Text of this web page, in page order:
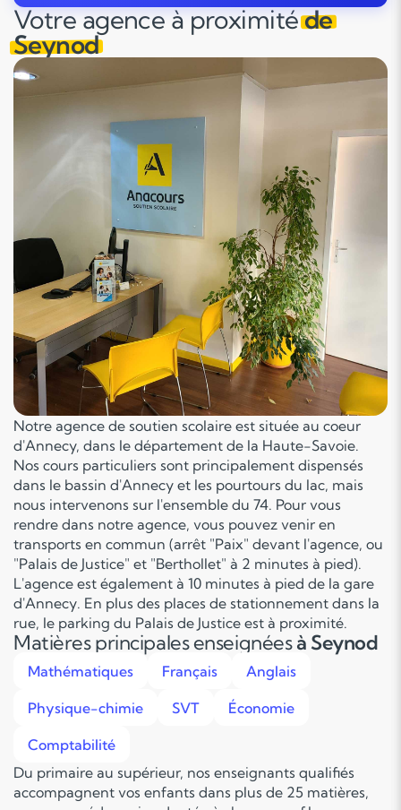
Votre agence à proximitéde
Seynod
Notre agence de soutien scolaire est située au coeur
d'Annecy, dans le département de la Haute-Savoie.
Nos cours particuliers sont principalement dispensés
dans le bassin d'Annecy et les pourtours du lac, mais
nous intervenons sur l'ensemble du 74. Pour vous
rendre dans notre agence, vous pouvez venir en
transports en commun (arrêt "Paix" devant l'agence, ou
"Palais de Justice" et "Berthollet" à 2 minutes à pied).
L'agence est également à 10 minutes à pied de la gare
d'Annecy. En plus des places de stationnement dans la
rue, le parking du Palais de Justice est à proximité.
Matières principales enseignéesà Seynod
Mathématiques Français Anglais
Physique-chimie SVT Économie
Comptabilité
Du primaire au supérieur, nos enseignants qualifiés
accompagnent vos enfants dans plus de 25 matières,